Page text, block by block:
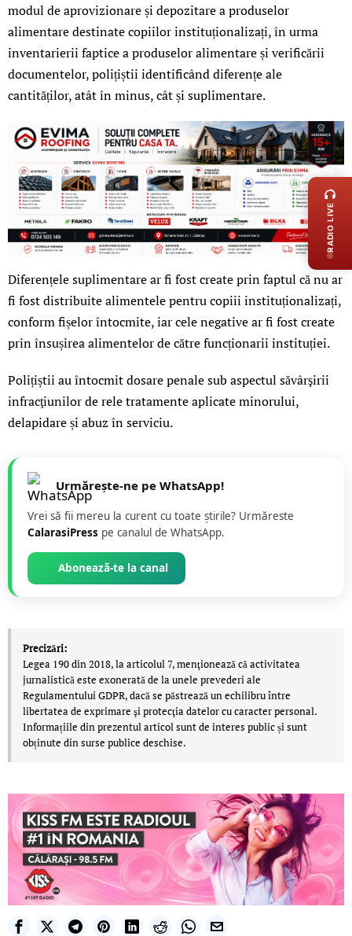
modul de aprovizionare și depozitare a produselor
alimentare destinate copiilor instituționalizați, în urma
inventarierii faptice a produselor alimentare și verificării
documentelor, polițiștii identificând diferențe ale
cantităților, atât în minus, cât și suplimentare.
Diferențele suplimentare ar fi fost create prin faptul că nu ar
fi fost distribuite alimentele pentru copiii instituționalizați,
conform fișelor întocmite, iar cele negative ar fi fost create
prin însușirea alimentelor de către funcționarii instituției.
Polițiștii au întocmit dosare penale sub aspectul săvârşirii
infracţiunilor de rele tratamente aplicate minorului,
delapidare și abuz în serviciu.
Urmărește-ne pe WhatsApp!
Vrei să fii mereu la curent cu toate știrile? Urmăreste
CalarasiPress pe canalul de WhatsApp.
Abonează-te la canal
Precizări:
Legea 190 din 2018, la articolul 7, menţionează că activitatea
jurnalistică este exonerată de la unele prevederi ale
Regulamentului GDPR, dacă se păstrează un echilibru între
libertatea de exprimare şi protecţia datelor cu caracter personal.
Informațiile din prezentul articol sunt de interes public și sunt
obținute din surse publice deschise.
LIVE
RADIO LIVE